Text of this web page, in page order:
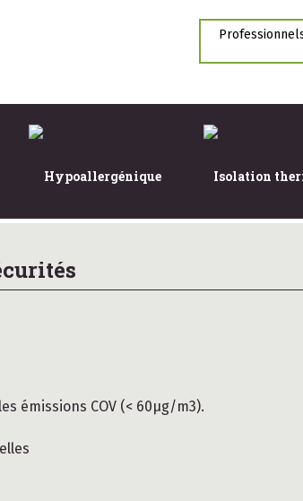
Hypoallergénique Isolation
émissions COV (< 60µg/m3).